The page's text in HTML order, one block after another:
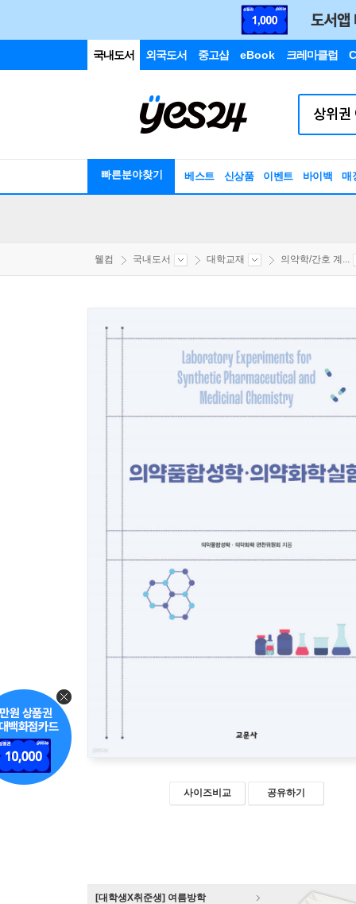
국내도서 외국도서 중고샵 eBook 크레마클럽
빠른분야찾기 베스트 신상품 이벤트 바이백 매
웰컴 국내도서 대학교재 의약학/간호 계...
사이즈비교 공유하기
[대학생X취준생] 여름방학